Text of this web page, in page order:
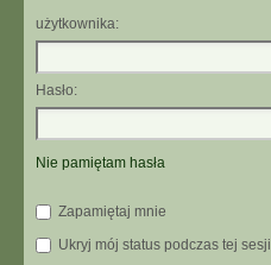
użytkownika:
Hasło:
Nie pamiętam hasła
Zapamiętaj mnie
Ukryj mój status podczas tej sesji